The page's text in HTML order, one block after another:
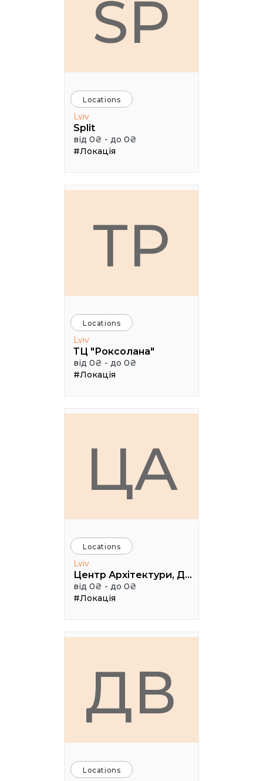
SP
Locations
Lviv
Split
від 0₴ - до 0₴
#Локація
ТР
Locations
Lviv
ТЦ "Роксолана"
від 0₴ - до 0₴
#Локація
ЦА
Locations
Lviv
Центр Архітектури, Дизайну та Урбаністики Порохова ВЕЖА
від 0₴ - до 0₴
#Локація
ДВ
Locations